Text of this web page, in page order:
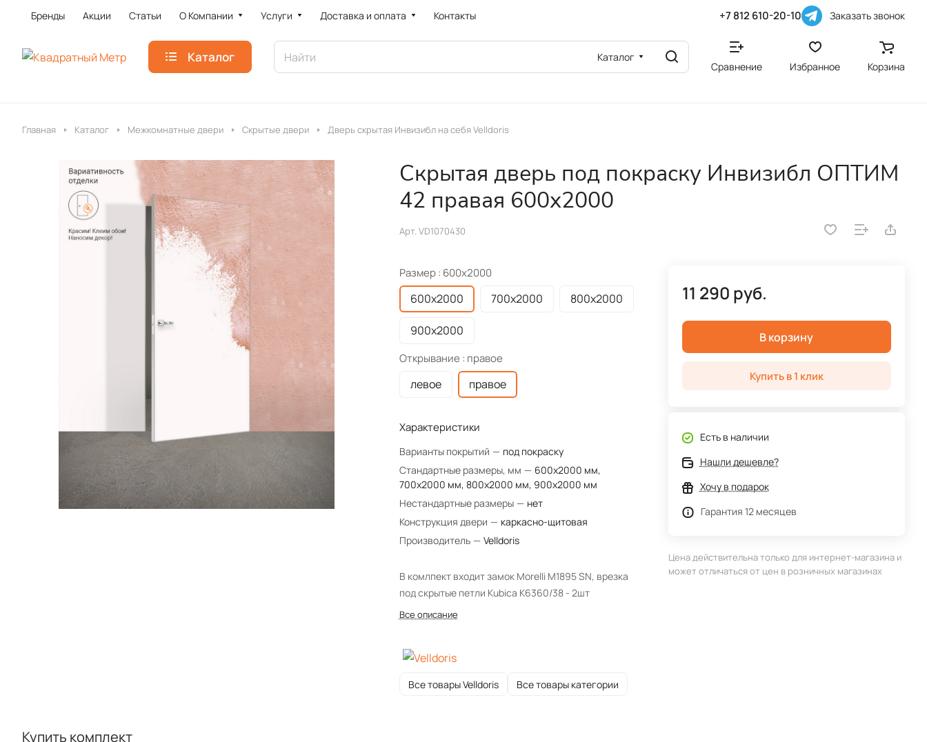
Бренды Акции Статьи О Компании Услуги Доставка и оплата Контакты +7 812 610-20-10 Заказать звонок
Каталог Каталог
Сравнение Избранное Корзина
Главная Каталог Межкомнатные двери Скрытые двери Дверь скрытая Инвизибл на себя Velldoris
Скрытая дверь под покраску Инвизибл ОПТИМ
42 правая 600х2000
Арт. VD1070430
Размер : 600х2000
600х2000 700х2000 800х2000
900х2000
Открывание : правое
левое правое
Характеристики
Варианты покрытий — под покраску
Стандартные размеры, мм — 600x2000 мм,
700x2000 мм, 800x2000 мм, 900x2000 мм
Нестандартные размеры — нет
Конструкция двери — каркасно-щитовая
Производитель — Velldoris
В комлпект входит замок Morelli М1895 SN, врезка
под скрытые петли Kubica K6360/38 - 2шт
Все описание
Все товары Velldoris Все товары категории
11 290 руб.
В корзину
Купить в 1 клик
Есть в наличии
Нашли дешевле?
Хочу в подарок
Гарантия 12 месяцев
Цена действительна только для интернет-магазина и
может отличаться от цен в розничных магазинах
Купить комплект